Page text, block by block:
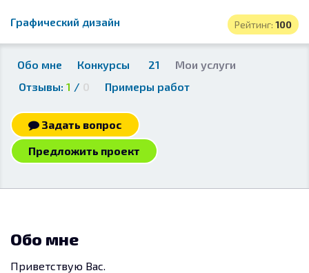
Рейтинг: 100
Графический дизайн
Обо мне Конкурсы 21
Мои услуги
Отзывы: 1 / 0 Примеры работ
Задать вопрос
Предложить проект
Обо мне
Приветствую Вас.